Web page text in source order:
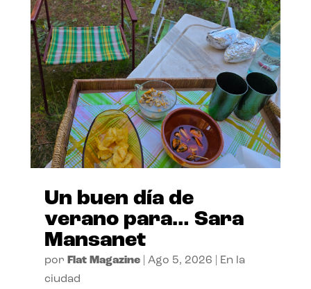
Un buen día de
verano para… Sara
Mansanet
por Flat Magazine| Ago 5, 2026
En la
ciudad